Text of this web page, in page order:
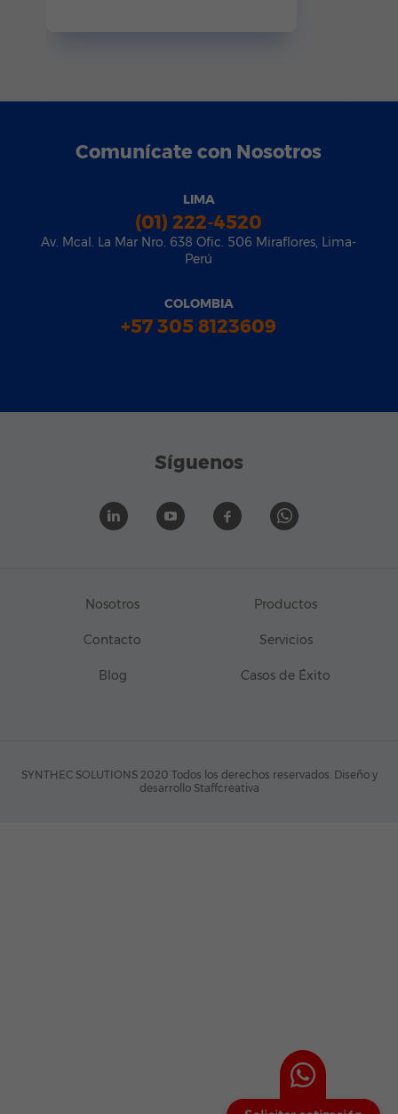
Comunícate con Nosotros
LIMA
(01) 222-4520
Av. Mcal. La Mar Nro. 638 Ofic. 506 Miraflores, Lima-
Perú
COLOMBIA
+57 305 8123609
Síguenos
Nosotros Productos
Contacto Servicios
Blog Casos de Éxito
SYNTHEC SOLUTIONS 2020 Todos los derechos reservados. Diseño y
desarrollo Staffcreativa